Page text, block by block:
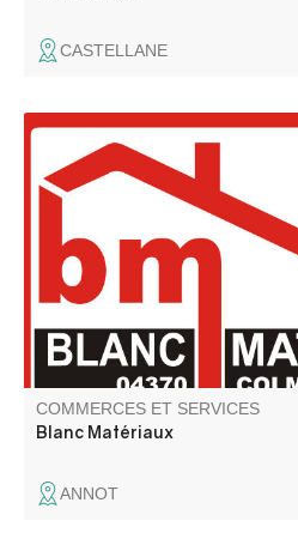
CASTELLANE
Libre service bricolage,
poêles, menuiseries, carrelages
COMMERCES ET SERVICES
Blanc Matériaux
ANNOT